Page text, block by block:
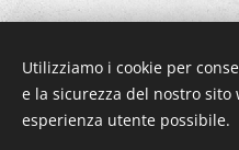
"per adempiere a quanto
125 a 129) confermo di aver
aiuti di stato pubblicati
Utilizziamo i cookie per
e la sicurezza del nostro
esperienza utente possibile.